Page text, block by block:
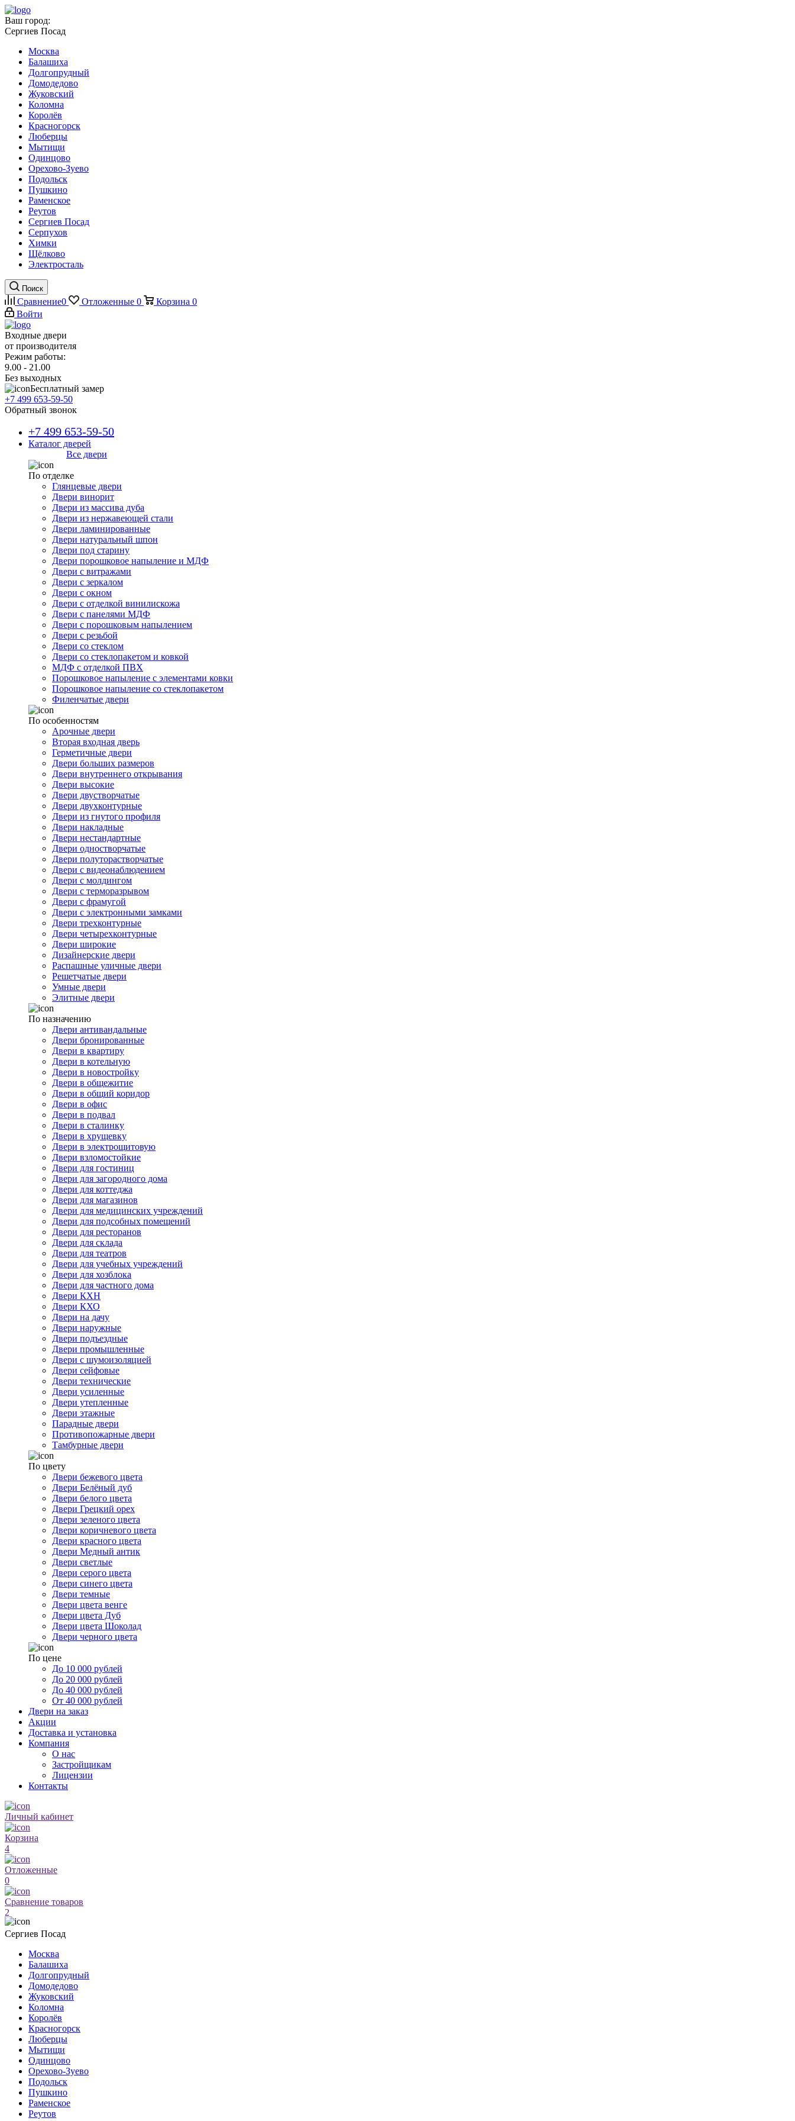
Ваш город:
Сергиев Посад
Москва
Балашиха
Долгопрудный
Домодедово
Жуковский
Коломна
Королёв
Красногорск
Люберцы
Мытищи
Одинцово
Орехово-Зуево
Подольск
Пушкино
Раменское
Реутов
Сергиев Посад
Серпухов
Химки
Щёлково
Электросталь
Поиск
Сравнение0 Отложенные 0 Корзина 0
Войти
Входные двери
от производителя
Режим работы:
9.00 - 21.00
Без выходных
Бесплатный замер
+7 499 653-59-50
Обратный звонок
+7 499 653-59-50
Каталог дверей
Все двери
По отделке
Глянцевые двери
Двери винорит
Двери из массива дуба
Двери из нержавеющей стали
Двери ламинированные
Двери натуральный шпон
Двери под старину
Двери порошковое напыление и МДФ
Двери с витражами
Двери с зеркалом
Двери с окном
Двери с отделкой винилискожа
Двери с панелями МДФ
Двери с порошковым напылением
Двери с резьбой
Двери со стеклом
Двери со стеклопакетом и ковкой
МДФ с отделкой ПВХ
Порошковое напыление с элементами ковки
Порошковое напыление со стеклопакетом
Филенчатые двери
По особенностям
Арочные двери
Вторая входная дверь
Герметичные двери
Двери больших размеров
Двери внутреннего открывания
Двери высокие
Двери двустворчатые
Двери двухконтурные
Двери из гнутого профиля
Двери накладные
Двери нестандартные
Двери одностворчатые
Двери полуторастворчатые
Двери с видеонаблюдением
Двери с молдингом
Двери с терморазрывом
Двери с фрамугой
Двери с электронными замками
Двери трехконтурные
Двери четырехконтурные
Двери широкие
Дизайнерские двери
Распашные уличные двери
Решетчатые двери
Умные двери
Элитные двери
По назначению
Двери антивандальные
Двери бронированные
Двери в квартиру
Двери в котельную
Двери в новостройку
Двери в общежитие
Двери в общий коридор
Двери в офис
Двери в подвал
Двери в сталинку
Двери в хрущевку
Двери в электрощитовую
Двери взломостойкие
Двери для гостиниц
Двери для загородного дома
Двери для коттеджа
Двери для магазинов
Двери для медицинских учреждений
Двери для подсобных помещений
Двери для ресторанов
Двери для склада
Двери для театров
Двери для учебных учреждений
Двери для хозблока
Двери для частного дома
Двери КХН
Двери КХО
Двери на дачу
Двери наружные
Двери подъездные
Двери промышленные
Двери с шумоизоляцией
Двери сейфовые
Двери технические
Двери усиленные
Двери утепленные
Двери этажные
Парадные двери
Противопожарные двери
Тамбурные двери
По цвету
Двери бежевого цвета
Двери Белёный дуб
Двери белого цвета
Двери Грецкий орех
Двери зеленого цвета
Двери коричневого цвета
Двери красного цвета
Двери Медный антик
Двери светлые
Двери серого цвета
Двери синего цвета
Двери темные
Двери цвета венге
Двери цвета Дуб
Двери цвета Шоколад
Двери черного цвета
По цене
До 10 000 рублей
До 20 000 рублей
До 40 000 рублей
От 40 000 рублей
Двери на заказ
Акции
Доставка и установка
Компания
О нас
Застройщикам
Лицензии
Контакты
Личный кабинет
Корзина
4
Отложенные
0
Сравнение товаров
2
Сергиев Посад
Москва
Балашиха
Долгопрудный
Домодедово
Жуковский
Коломна
Королёв
Красногорск
Люберцы
Мытищи
Одинцово
Орехово-Зуево
Подольск
Пушкино
Раменское
Реутов